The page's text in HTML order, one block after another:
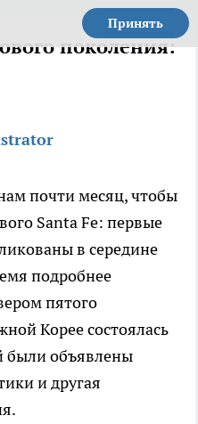
Принять
поколения:
почти месяц, чтобы
Santa Fe: первые
в середине
подробнее
пятого
Корее состоялась
были объявлены
и другая